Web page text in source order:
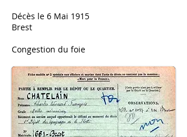
Décès le 6 Mai 1915
Brest
Congestion du foie